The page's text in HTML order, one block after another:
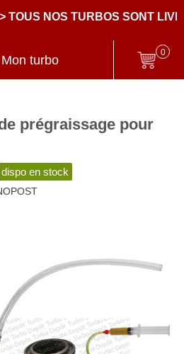
NOS TURBOS SONT
Mon turbo
0
prégraissage pour
dispo en stock